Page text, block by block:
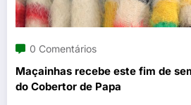
0 Comentários
Maçainhas recebe este fim de
do Cobertor de Papa